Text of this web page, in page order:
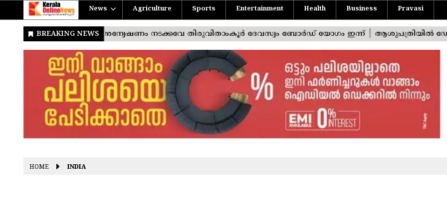
News Agriculture Sports Entertainment Health Business Pravasi
HOME INDIA